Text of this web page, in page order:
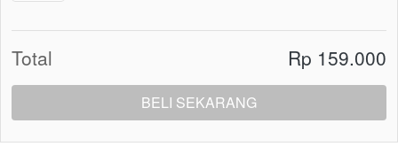
Total Rp 159.000
`BELI SEKARANG